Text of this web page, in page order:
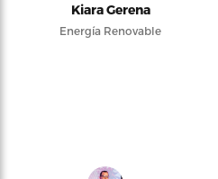
Kiara Gerena
Energía Renovable